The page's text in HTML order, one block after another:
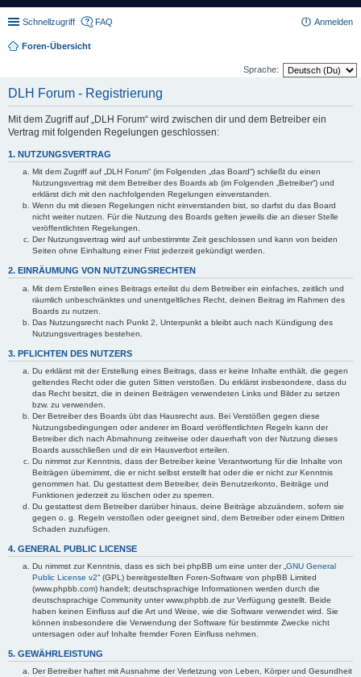
Schnellzugriff FAQ Anmelden
Foren-Übersicht
Sprache:
DLH Forum - Registrierung
Mit dem Zugriff auf „DLH Forum“ wird zwischen dir und dem Betreiber ein
Vertrag mit folgenden Regelungen geschlossen:
1. NUTZUNGSVERTRAG
Mit dem Zugriff auf „DLH Forum“ (im Folgenden „das Board“) schließt du einen
Nutzungsvertrag mit dem Betreiber des Boards ab (im Folgenden „Betreiber“) und
erklärst dich mit den nachfolgenden Regelungen einverstanden.
Wenn du mit diesen Regelungen nicht einverstanden bist, so darfst du das Board
nicht weiter nutzen. Für die Nutzung des Boards gelten jeweils die an dieser Stelle
veröffentlichten Regelungen.
Der Nutzungsvertrag wird auf unbestimmte Zeit geschlossen und kann von beiden
Seiten ohne Einhaltung einer Frist jederzeit gekündigt werden.
2. EINRÄUMUNG VON NUTZUNGSRECHTEN
Mit dem Erstellen eines Beitrags erteilst du dem Betreiber ein einfaches, zeitlich und
räumlich unbeschränktes und unentgeltliches Recht, deinen Beitrag im Rahmen des
Boards zu nutzen.
Das Nutzungsrecht nach Punkt 2, Unterpunkt a bleibt auch nach Kündigung des
Nutzungsvertrages bestehen.
3. PFLICHTEN DES NUTZERS
Du erklärst mit der Erstellung eines Beitrags, dass er keine Inhalte enthält, die gegen
geltendes Recht oder die guten Sitten verstoßen. Du erklärst insbesondere, dass du
das Recht besitzt, die in deinen Beiträgen verwendeten Links und Bilder zu setzen
bzw. zu verwenden.
Der Betreiber des Boards übt das Hausrecht aus. Bei Verstößen gegen diese
Nutzungsbedingungen oder anderer im Board veröffentlichten Regeln kann der
Betreiber dich nach Abmahnung zeitweise oder dauerhaft von der Nutzung dieses
Boards ausschließen und dir ein Hausverbot erteilen.
Du nimmst zur Kenntnis, dass der Betreiber keine Verantwortung für die Inhalte von
Beiträgen übernimmt, die er nicht selbst erstellt hat oder die er nicht zur Kenntnis
genommen hat. Du gestattest dem Betreiber, dein Benutzerkonto, Beiträge und
Funktionen jederzeit zu löschen oder zu sperren.
Du gestattest dem Betreiber darüber hinaus, deine Beiträge abzuändern, sofern sie
gegen o. g. Regeln verstoßen oder geeignet sind, dem Betreiber oder einem Dritten
Schaden zuzufügen.
4. GENERAL PUBLIC LICENSE
Du nimmst zur Kenntnis, dass es sich bei phpBB um eine unter der „ GNU General
Public License v2“ (GPL) bereitgestellten Foren-Software von phpBB Limited
(www.phpbb.com) handelt; deutschsprachige Informationen werden durch die
deutschsprachige Community unter www.phpbb.de zur Verfügung gestellt. Beide
haben keinen Einfluss auf die Art und Weise, wie die Software verwendet wird. Sie
können insbesondere die Verwendung der Software für bestimmte Zwecke nicht
untersagen oder auf Inhalte fremder Foren Einfluss nehmen.
5. GEWÄHRLEISTUNG
Der Betreiber haftet mit Ausnahme der Verletzung von Leben, Körper und Gesundheit